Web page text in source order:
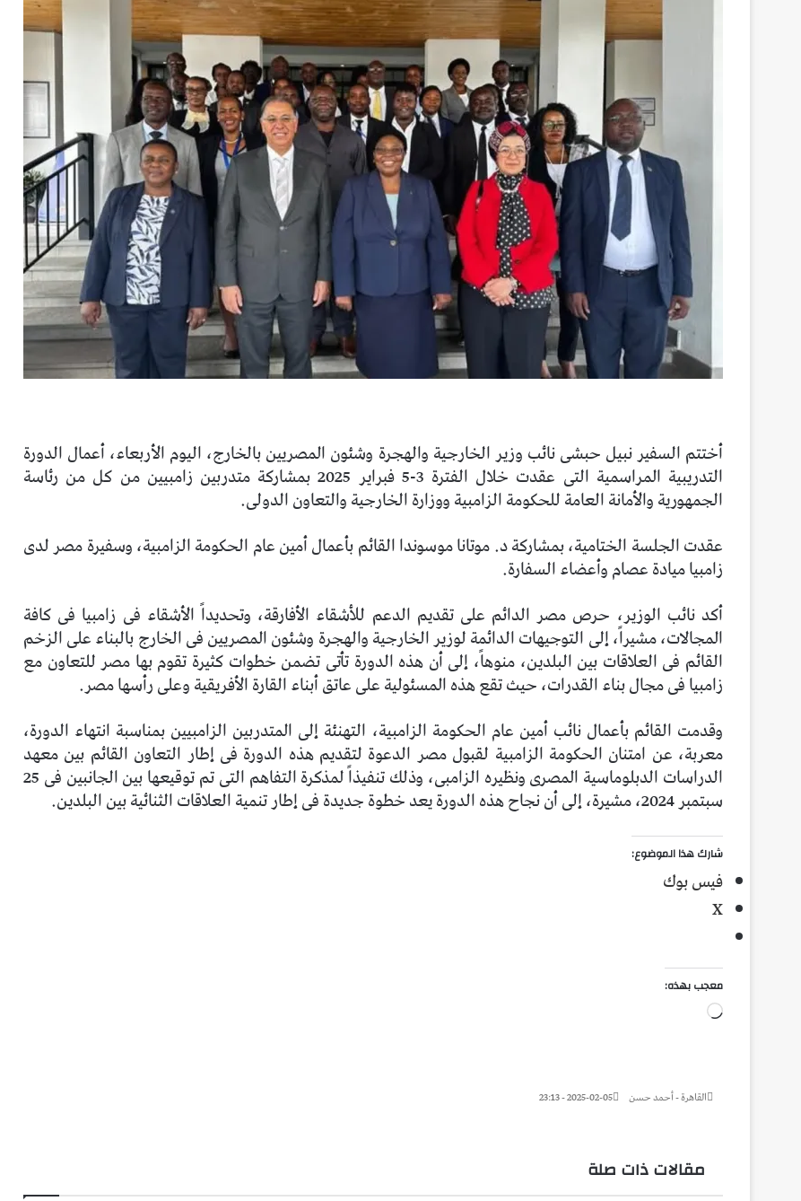
أختتم السفير نبيل حبشى نائب وزير الخارجية والهجرة وشئون المصريين بالخارج، اليوم الأربعاء، أعمال الدورة
التدريبية المراسمية التى عقدت خلال الفترة 3-5 فبراير 2025 بمشاركة متدربين زامبيين من كل من رئاسة
الجمهورية والأمانة العامة للحكومة الزامبية ووزارة الخارجية والتعاون الدولى.
عقدت الجلسة الختامية، بمشاركة د. موتانا موسوندا القائم بأعمال أمين عام الحكومة الزامبية، وسفيرة مصر لدى
زامبيا ميادة عصام وأعضاء السفارة.
أكد نائب الوزير، حرص مصر الدائم على تقديم الدعم للأشقاء الأفارقة، وتحديداً الأشقاء فى زامبيا فى كافة
المجالات، مشيراً، إلى التوجيهات الدائمة لوزير الخارجية والهجرة وشئون المصريين فى الخارج بالبناء على الزخم
القائم فى العلاقات بين البلدين، منوهاً، إلى أن هذه الدورة تأتى تضمن خطوات كثيرة تقوم بها مصر للتعاون مع
زامبيا فى مجال بناء القدرات، حيث تقع هذه المسئولية على عاتق أبناء القارة الأفريقية وعلى رأسها مصر.
وقدمت القائم بأعمال نائب أمين عام الحكومة الزامبية، التهنئة إلى المتدربين الزامبيين بمناسبة انتهاء الدورة،
معربة، عن امتنان الحكومة الزامبية لقبول مصر الدعوة لتقديم هذه الدورة فى إطار التعاون القائم بين معهد
الدراسات الدبلوماسية المصرى ونظيره الزامبى، وذلك تنفيذاً لمذكرة التفاهم التى تم توقيعها بين الجانبين فى 25
سبتمبر 2024، مشيرة، إلى أن نجاح هذه الدورة يعد خطوة جديدة فى إطار تنمية العلاقات الثنائية بين البلدين.
شارك هذا الموضوع:
فيس بوك
X
معجب بهذه:
جاري
القاهرة - أحمد حسن 2025-02-05 - 23:13
مقالات ذات صلة